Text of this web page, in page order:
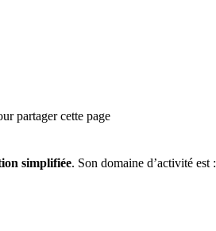
partager cette page
simplifiée. Son domaine d’activité est :